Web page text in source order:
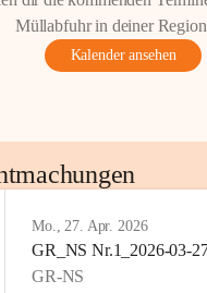
Müllabfuhr in deiner
Kalender ansehen
Mo., 27. Apr. 2026
GR_NS Nr.1_2026-03-
GR-NS